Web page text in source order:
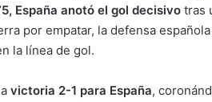
España anotó el gol decisivo tras
por empatar, la defensa
la línea de gol.
victoria 2-1 para España,